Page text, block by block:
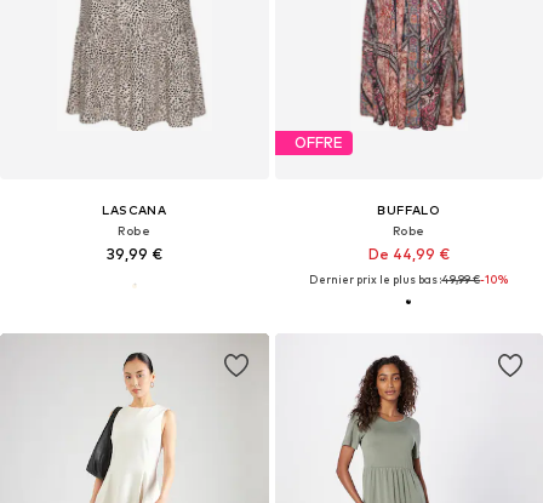
LASCANA
Robe
39,99 €
OFFRE
BUFFALO
Robe
De 44,99 €
Dernier prix le plus bas :49,99 €-10%